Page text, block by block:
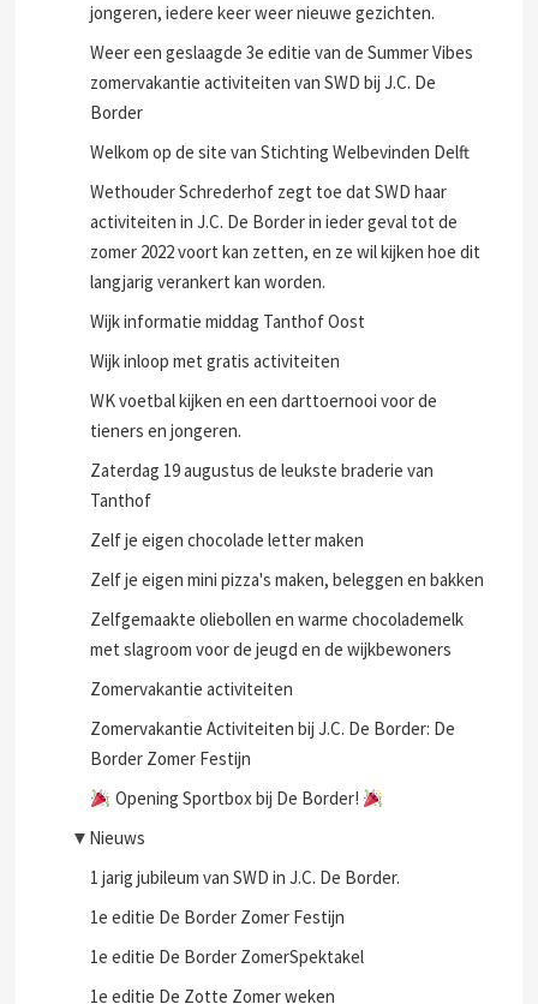
jongeren, iedere keer weer nieuwe gezichten.
Weer een geslaagde 3e editie van de Summer Vibes
zomervakantie activiteiten van SWD bij J.C. De
Border
Welkom op de site van Stichting Welbevinden Delft
Wethouder Schrederhof zegt toe dat SWD haar
activiteiten in J.C. De Border in ieder geval tot de
zomer 2022 voort kan zetten, en ze wil kijken hoe dit
langjarig verankert kan worden.
Wijk informatie middag Tanthof Oost
Wijk inloop met gratis activiteiten
WK voetbal kijken en een darttoernooi voor de
tieners en jongeren.
Zaterdag 19 augustus de leukste braderie van
Tanthof
Zelf je eigen chocolade letter maken
Zelf je eigen mini pizza's maken, beleggen en bakken
Zelfgemaakte oliebollen en warme chocolademelk
met slagroom voor de jeugd en de wijkbewoners
Zomervakantie activiteiten
Zomervakantie Activiteiten bij J.C. De Border: De
Border Zomer Festijn
Opening Sportbox bij De Border!
▼ Nieuws
1 jarig jubileum van SWD in J.C. De Border.
1e editie De Border Zomer Festijn
1e editie De Border ZomerSpektakel
1e editie De Zotte Zomer weken